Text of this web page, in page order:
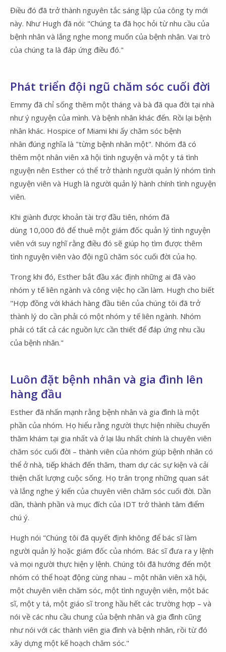
Điều đó đã trở thành nguyên tắc sáng lập của công ty mới
này. Như Hugh đã nói: "Chúng ta đã học hỏi từ nhu cầu của
bệnh nhân và lắng nghe mong muốn của bệnh nhân. Vai trò
của chúng ta là đáp ứng điều đó."
Phát triển đội ngũ chăm sóc cuối đời
Emmy đã chỉ sống thêm một tháng và bà đã qua đời tại nhà
như ý nguyện của mình. Và bệnh nhân khác đến. Rồi lại bệnh
nhân khác. Hospice of Miami khi ấy chăm sóc bệnh
nhân đúng nghĩa là "từng bệnh nhân một". Nhóm đã có
thêm một nhân viên xã hội tình nguyện và một y tá tình
nguyện nên Esther có thể trở thành người quản lý nhóm tình
nguyện viên và Hugh là người quản lý hành chính tình nguyện
viên.
Khi giành được khoản tài trợ đầu tiên, nhóm đã
dùng 10,000 đô để thuê một giám đốc quản lý tình nguyện
viên với suy nghĩ rằng điều đó sẽ giúp họ tìm được thêm
tình nguyện viên vào đội ngũ chăm sóc cuối đời của họ.
Trong khi đó, Esther bắt đầu xác định những ai đã vào
nhóm y tế liên ngành và công việc họ cần làm. Hugh cho biết
"Hợp đồng với khách hàng đầu tiên của chúng tôi đã trở
thành lý do cần phải có một nhóm y tế liên ngành. Nhóm
phải có tất cả các nguồn lực cần thiết để đáp ứng nhu cầu
của bệnh nhân."
Luôn đặt bệnh nhân và gia đình lên
hàng đầu
Esther đã nhấn mạnh rằng bệnh nhân và gia đình là một
phần của nhóm. Họ hiểu rằng người thực hiện nhiều chuyến
thăm khám tại gia nhất và ở lại lâu nhất chính là chuyên viên
chăm sóc cuối đời – thành viên của nhóm giúp bệnh nhân có
thể ở nhà, tiếp khách đến thăm, tham dự các sự kiện và cải
thiện chất lượng cuộc sống. Họ trân trọng những quan sát
và lắng nghe ý kiến của chuyên viên chăm sóc cuối đời. Dần
dần, thành phần và mục đích của IDT trở thành tâm điểm
chú ý.
Hugh nói "Chúng tôi đã quyết định không để bác sĩ làm
người quản lý hoặc giám đốc của nhóm. Bác sĩ đưa ra y lệnh
và mọi người thực hiện y lệnh. Chúng tôi đã hướng đến một
nhóm có thể hoạt động cùng nhau – một nhân viên xã hội,
một chuyên viên chăm sóc, một tình nguyện viên, một bác
sĩ, một y tá, một giáo sĩ trong hầu hết các trường hợp – và
nói về các nhu cầu chung của bệnh nhân và gia đình cũng
như nói với các thành viên gia đình và bệnh nhân, rồi từ đó
xây dựng một kế hoạch chăm sóc."